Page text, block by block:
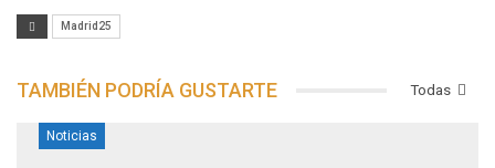
Madrid25
Todas
TAMBIÉN PODRÍA GUSTARTE
Noticias